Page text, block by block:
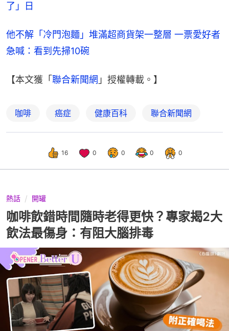
了」日
他不解「冷門泡麵」堆滿超商貨架一整層 一票愛好者
急喊：看到先掃10碗
【本文獲「 聯合新聞網 」授權轉載。】
咖啡 癌症 健康百科 聯合新聞網
16 0 0 0 0
熱話 開罐
咖啡飲錯時間隨時老得更快？專家揭2大
飲法最傷身：有阻大腦排毒